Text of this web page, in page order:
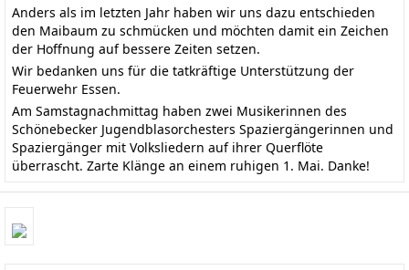
Anders als im letzten Jahr haben wir uns dazu entschieden
den Maibaum zu schmücken und möchten damit ein Zeichen
der Hoffnung auf bessere Zeiten setzen.
Wir bedanken uns für die tatkräftige Unterstützung der
Feuerwehr Essen.
Am Samstagnachmittag haben zwei Musikerinnen des
Schönebecker Jugendblasorchesters Spaziergängerinnen und
Spaziergänger mit Volksliedern auf ihrer Querflöte
überrascht. Zarte Klänge an einem ruhigen 1. Mai. Danke!